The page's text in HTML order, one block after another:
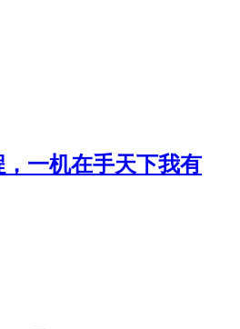
，一机在手天下我有